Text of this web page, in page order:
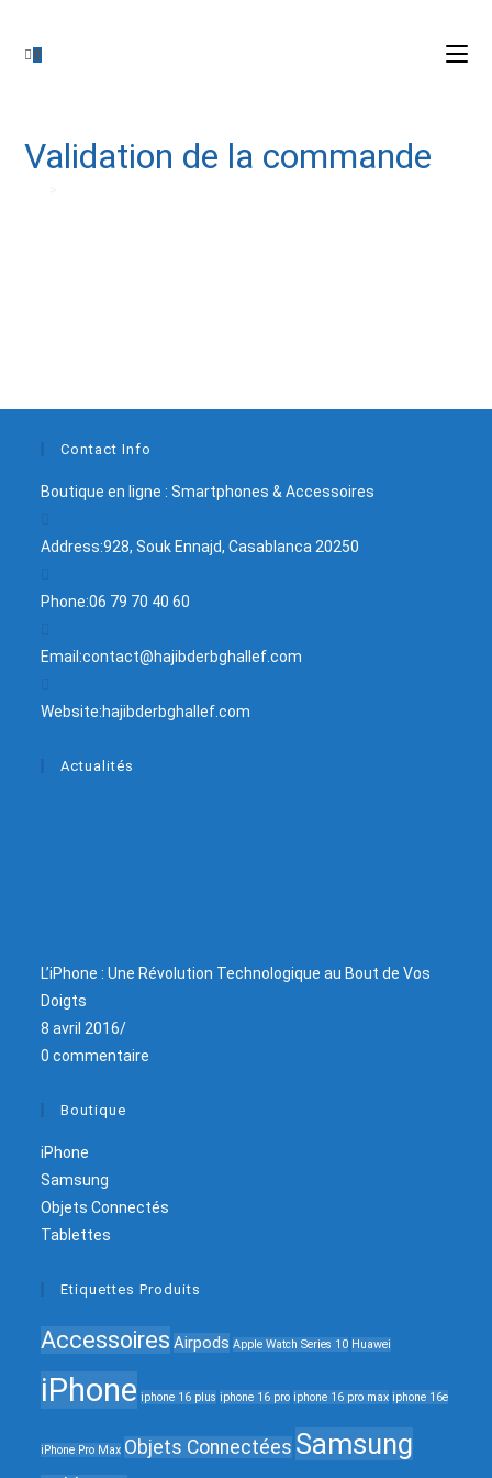
0
Validation de la commande
Contact Info
Boutique en ligne : Smartphones & Accessoires
Address:928, Souk Ennajd, Casablanca 20250
Phone:06 79 70 40 60
Email:contact@hajibderbghallef.com
Website:hajibderbghallef.com
Actualités
L’iPhone : Une Révolution Technologique au Bout de Vos
Doigts
8 avril 2016/
0 commentaire
Boutique
iPhone
Samsung
Objets Connectés
Tablettes
Etiquettes Produits
Accessoires Airpods Apple Watch Series 10 Huawei
iPhone iphone 16 plus iphone 16 pro iphone 16 pro max iphone 16e
iPhone Pro Max Objets Connectées Samsung